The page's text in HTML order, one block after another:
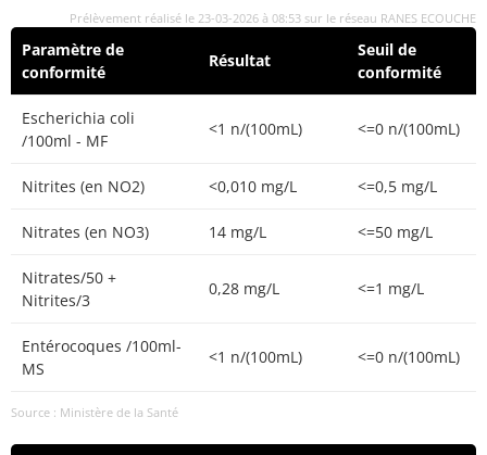
Prélèvement réalisé le 23-03-2026 à 08:53 sur le réseau RANES ECOUCHE
Paramètre de
conformité
Résultat
Seuil de
conformité
Escherichia coli
/100ml - MF
<1 n/(100mL) <=0 n/(100mL)
Nitrites (en NO2) <0,010 mg/L <=0,5 mg/L
Nitrates (en NO3) 14 mg/L <=50 mg/L
Nitrates/50 +
Nitrites/3
0,28 mg/L <=1 mg/L
Entérocoques /100ml-
MS
<1 n/(100mL) <=0 n/(100mL)
Source : Ministère de la Santé